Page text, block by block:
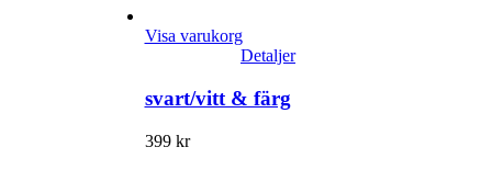
Visa varukorg
Detaljer
svart/vitt & färg
399 kr